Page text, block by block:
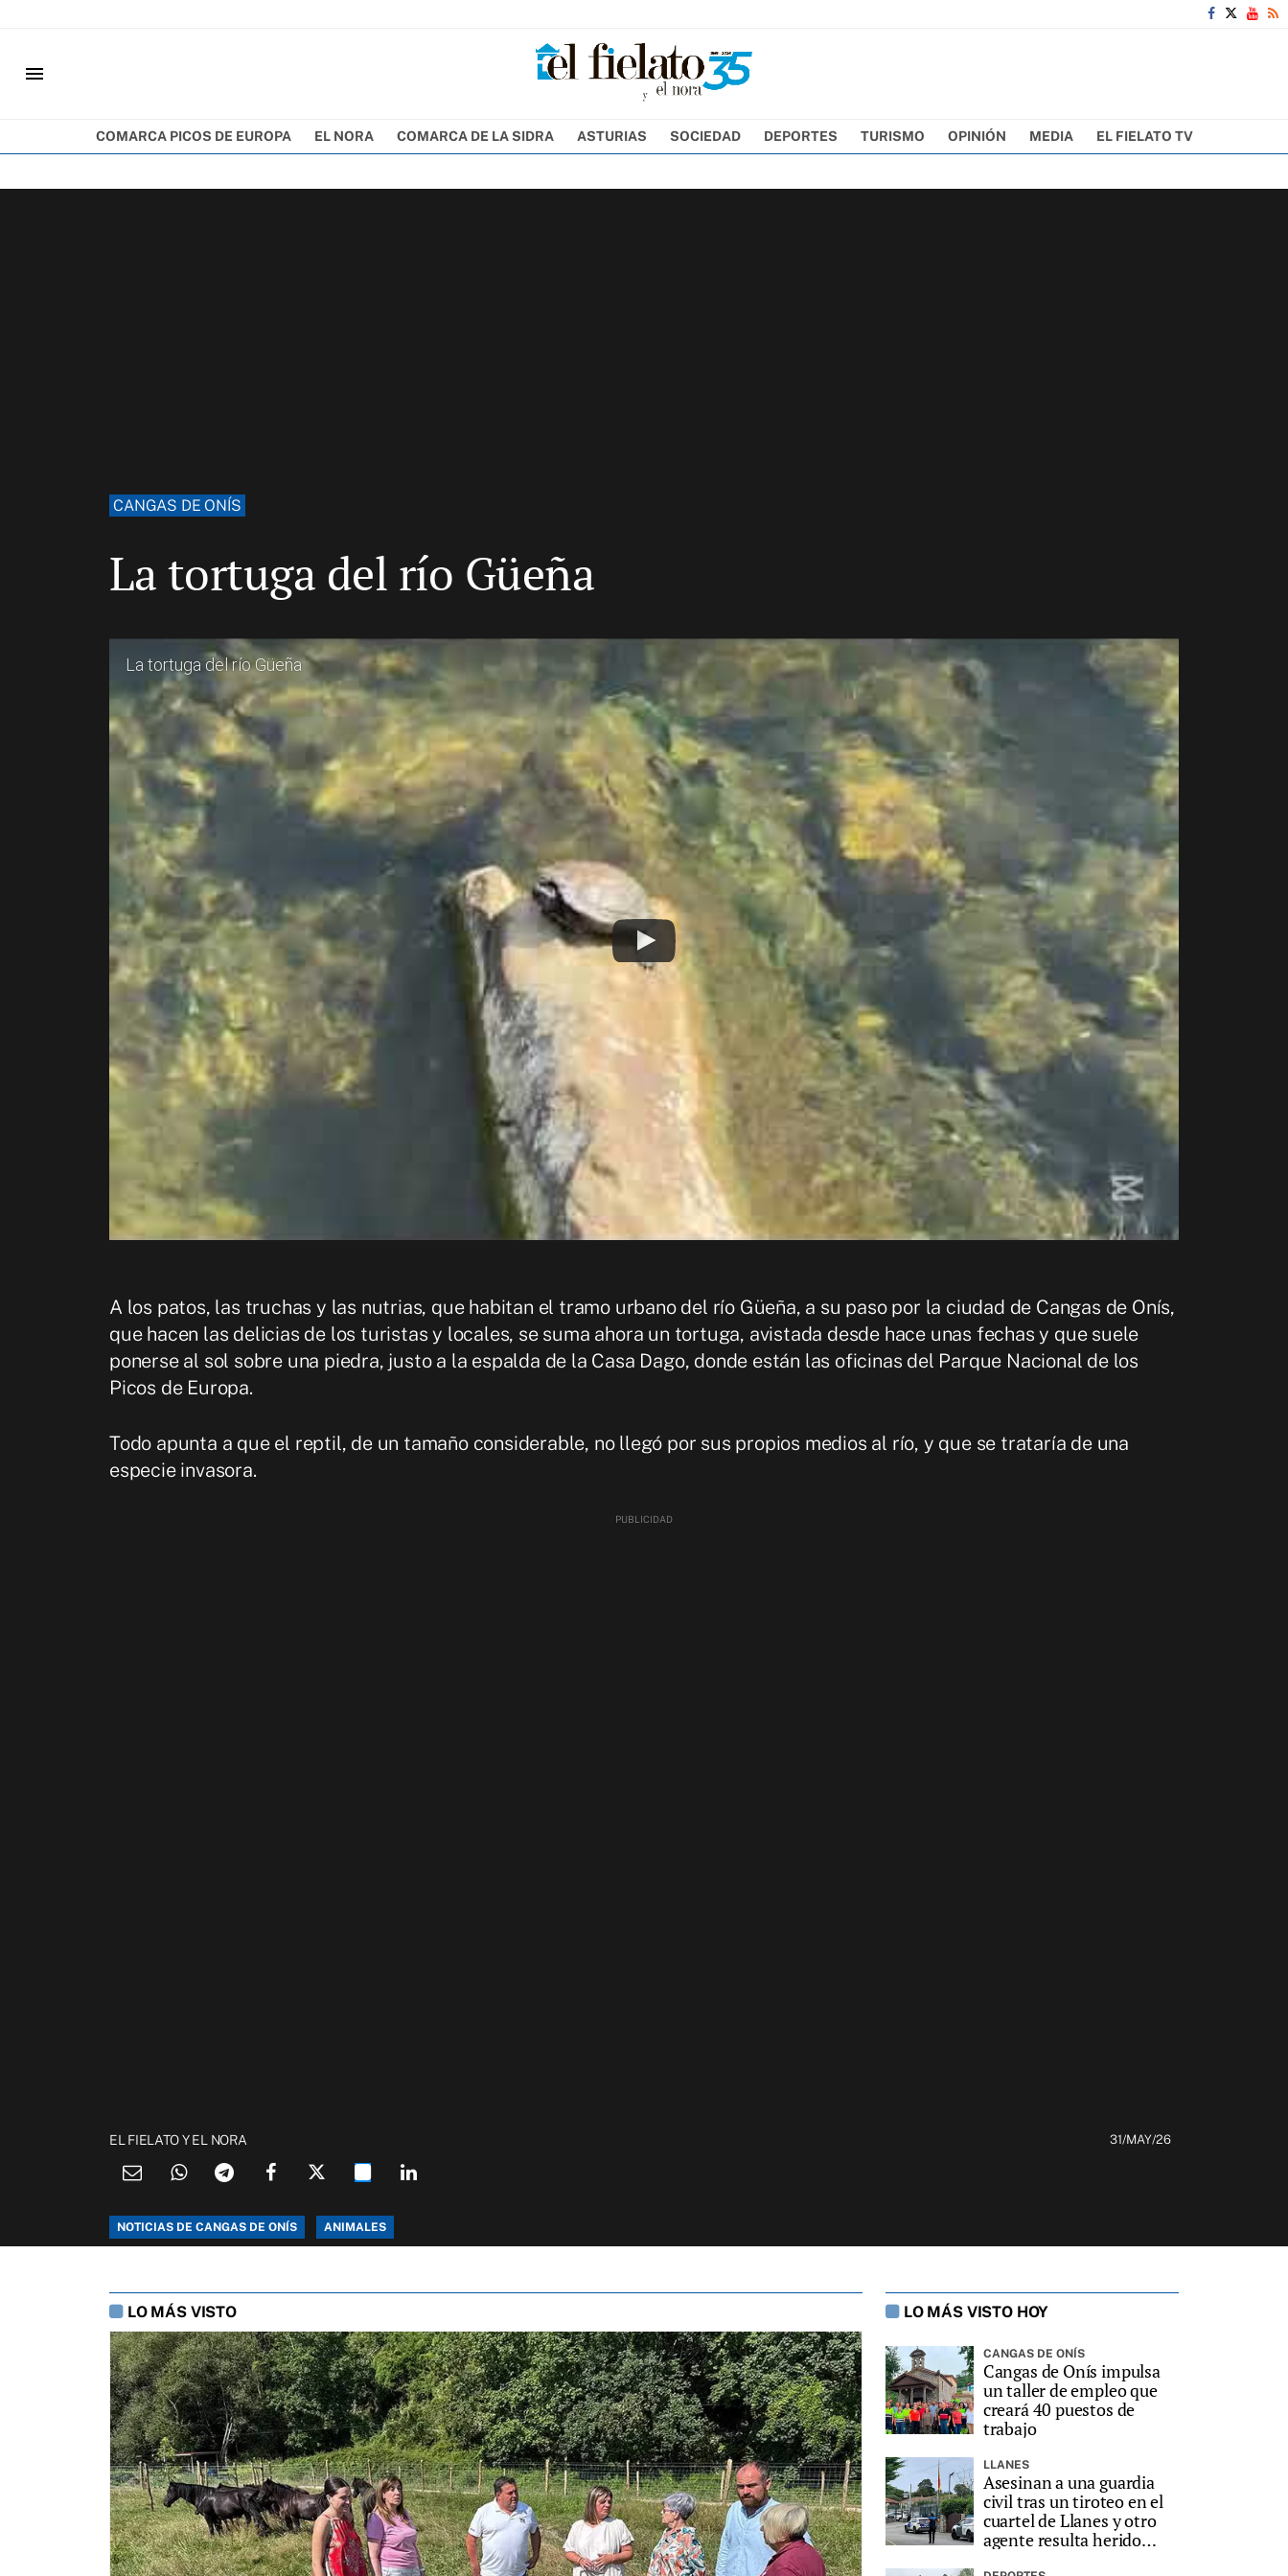
menu
COMARCA PICOS DE EUROPA EL NORA COMARCA DE LA SIDRA ASTURIAS SOCIEDAD DEPORTES TURISMO OPINIÓN MEDIA EL FIELATO TV
CANGAS DE ONÍS
La tortuga del río Güeña
La tortuga del río Güeña
A los patos, las truchas y las nutrias, que habitan el tramo urbano del río Güeña, a su paso por la ciudad de Cangas de Onís,
que hacen las delicias de los turistas y locales, se suma ahora un tortuga, avistada desde hace unas fechas y que suele
ponerse al sol sobre una piedra, justo a la espalda de la Casa Dago, donde están las oficinas del Parque Nacional de los
Picos de Europa.
Todo apunta a que el reptil, de un tamaño considerable, no llegó por sus propios medios al río, y que se trataría de una
especie invasora.
EL FIELATO Y EL NORA 31/MAY/26
NOTICIAS DE CANGAS DE ONÍS ANIMALES
LO MÁS VISTO LO MÁS VISTO HOY
CANGAS DE ONÍS
Cangas de Onís impulsa
un taller de empleo que
creará 40 puestos de
trabajo
LLANES
Asesinan a una guardia
civil tras un tiroteo en el
cuartel de Llanes y otro
agente resulta herido